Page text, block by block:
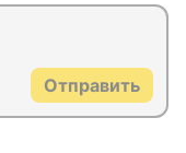
Отправить